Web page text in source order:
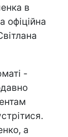
в
офіційна
-
а